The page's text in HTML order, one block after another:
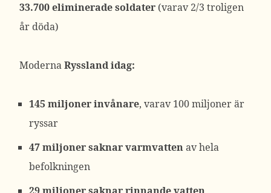
33.700 eliminerade soldater (varav 2/3 troligen
år döda)
ModernaRyssland idag:
145 miljoner invånare, varav 100 miljoner är
ryssar
47 miljonersaknar varmvattenav hela
befolkningen